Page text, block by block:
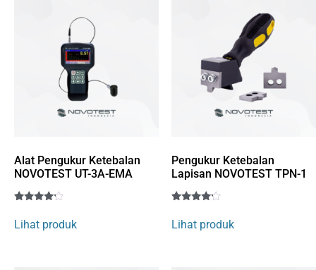
Alat Pengukur Ketebalan
NOVOTEST UT-3A-EMA
4
out of 5
Lihat produk
Pengukur Ketebalan
Lapisan NOVOTEST TPN-1
4
out of 5
Lihat produk